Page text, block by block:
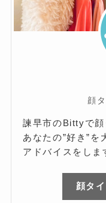
顔
諫早市のBittyで顔
あなたの”好き”を
アドバイスをしま
顔タ